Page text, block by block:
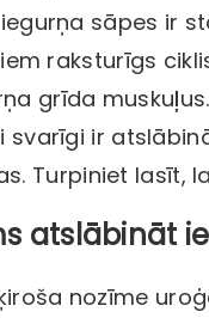
sāpes ir
raksturīgs
grīda
svarīgi ir
Turpiniet lasīt,
atslābināt
nozīme